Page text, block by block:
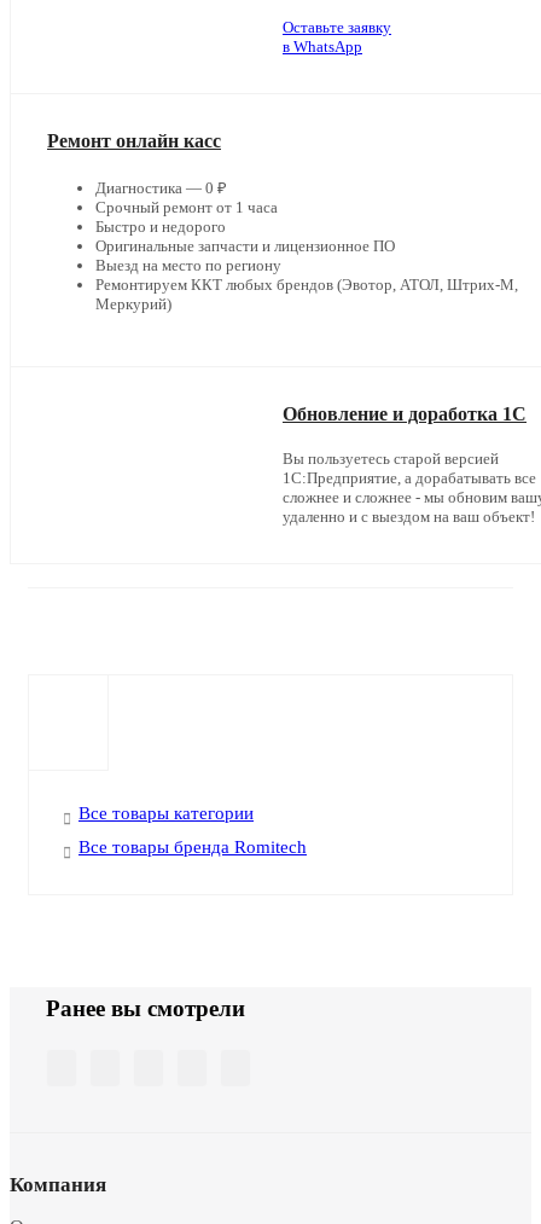
Оставьте заявку
в WhatsApp
Ремонт онлайн касс
Диагностика — 0 ₽
Срочный ремонт от 1 часа
Быстро и недорого
Оригинальные запчасти и лицензионное ПО
Выезд на место по региону
Ремонтируем ККТ любых брендов (Эвотор, АТОЛ, Штрих-М,
Меркурий)
Обновление и доработка 1С
Вы пользуетесь старой версией
1С:Предприятие, а дорабатывать все
сложнее и сложнее - мы обновим
удаленно и с выездом на ваш объект!
Все товары категории
Все товары бренда Romitech
Ранее вы смотрели
Компания